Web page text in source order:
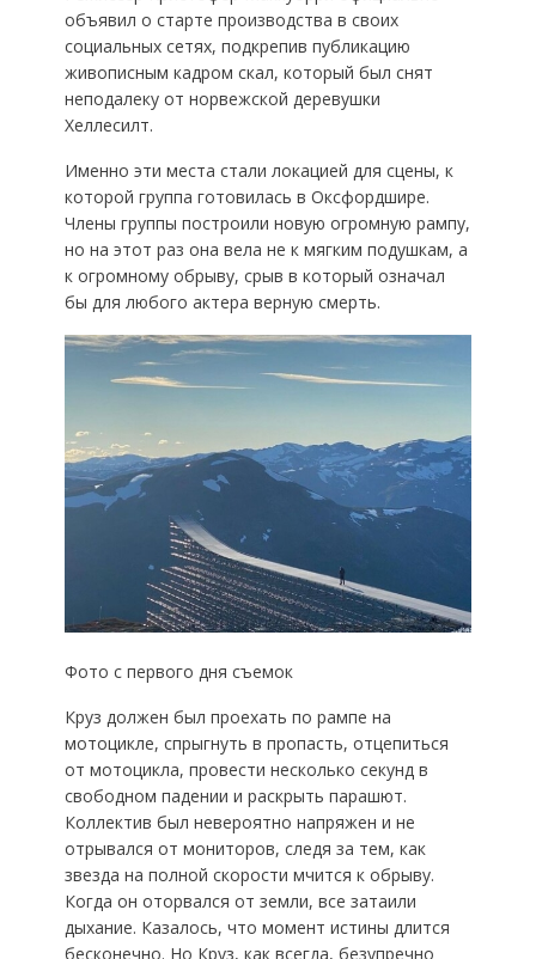
объявил о старте производства в своих
социальных сетях, подкрепив публикацию
живописным кадром скал, который был снят
неподалеку от норвежской деревушки
Хеллесилт.
Именно эти места стали локацией для сцены, к
которой группа готовилась в Оксфордшире.
Члены группы построили новую огромную рампу,
но на этот раз она вела не к мягким подушкам, а
к огромному обрыву, срыв в который означал
бы для любого актера верную смерть.
Фото с первого дня съемок
Круз должен был проехать по рампе на
мотоцикле, спрыгнуть в пропасть, отцепиться
от мотоцикла, провести несколько секунд в
свободном падении и раскрыть парашют.
Коллектив был невероятно напряжен и не
отрывался от мониторов, следя за тем, как
звезда на полной скорости мчится к обрыву.
Когда он оторвался от земли, все затаили
дыхание. Казалось, что момент истины длится
бесконечно. Но Круз, как всегда, безупречно